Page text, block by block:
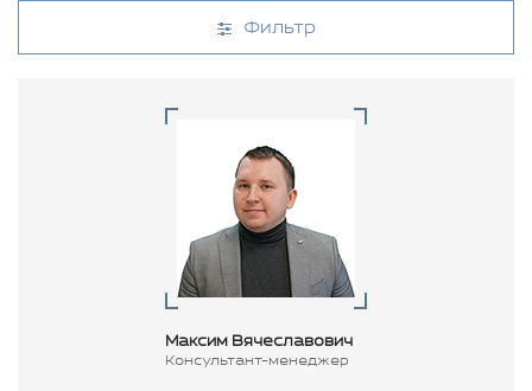
Фильтр
Максим Вячеславович
Консультант-менеджер